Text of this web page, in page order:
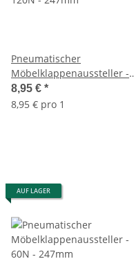
Pneumatischer
Möbelklappenaussteller -
120N - 247mm
8,95 € *
8,95 € pro 1
AUF LAGER